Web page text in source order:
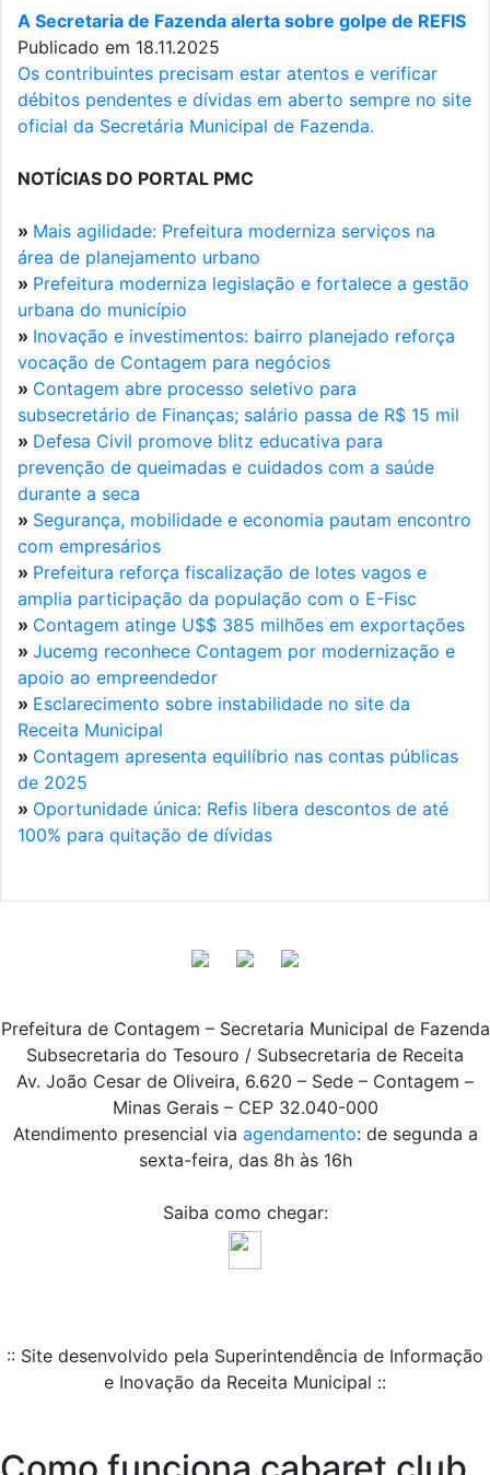
A Secretaria de Fazenda alerta sobre golpe de REFIS
Publicado em 18.11.2025
Os contribuintes precisam estar atentos e verificar
débitos pendentes e dívidas em aberto sempre no site
oficial da Secretária Municipal de Fazenda.
NOTÍCIAS DO PORTAL PMC
» Mais agilidade: Prefeitura moderniza serviços na
área de planejamento urbano
» Prefeitura moderniza legislação e fortalece a gestão
urbana do município
» Inovação e investimentos: bairro planejado reforça
vocação de Contagem para negócios
» Contagem abre processo seletivo para
subsecretário de Finanças; salário passa de R$ 15 mil
» Defesa Civil promove blitz educativa para
prevenção de queimadas e cuidados com a saúde
durante a seca
» Segurança, mobilidade e economia pautam encontro
com empresários
» Prefeitura reforça fiscalização de lotes vagos e
amplia participação da população com o E-Fisc
» Contagem atinge U$$ 385 milhões em exportações
» Jucemg reconhece Contagem por modernização e
apoio ao empreendedor
» Esclarecimento sobre instabilidade no site da
Receita Municipal
» Contagem apresenta equilíbrio nas contas públicas
de 2025
» Oportunidade única: Refis libera descontos de até
100% para quitação de dívidas
Prefeitura de Contagem – Secretaria Municipal de Fazenda
Subsecretaria do Tesouro / Subsecretaria de Receita
Av. João Cesar de Oliveira, 6.620 – Sede – Contagem –
Minas Gerais – CEP 32.040-000
Atendimento presencial via agendamento: de segunda a
sexta-feira, das 8h às 16h
Saiba como chegar:
:: Site desenvolvido pela Superintendência de Informação
e Inovação da Receita Municipal ::